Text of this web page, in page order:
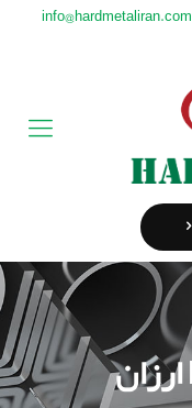
info@hardmetaliran.com